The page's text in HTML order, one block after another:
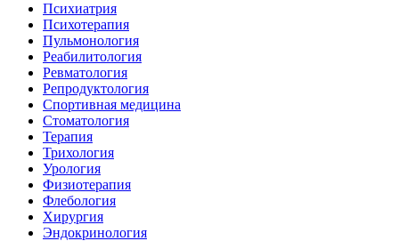
Психиатрия
Психотерапия
Пульмонология
Реабилитология
Ревматология
Репродуктология
Спортивная медицина
Стоматология
Терапия
Трихология
Урология
Физиотерапия
Флебология
Хирургия
Эндокринология